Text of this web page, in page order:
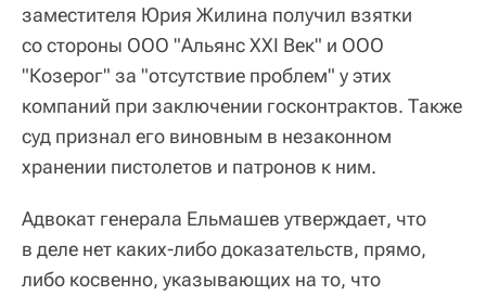
заместителя Юрия Жилина получил взятки
со стороны ООО "Альянс ХХI Век" и ООО
"Козерог" за "отсутствие проблем" у этих
компаний при заключении госконтрактов. Также
суд признал его виновным в незаконном
хранении пистолетов и патронов к ним.
Адвокат генерала Ельмашев утверждает, что
в деле нет каких-либо доказательств, прямо,
либо косвенно, указывающих на то, что